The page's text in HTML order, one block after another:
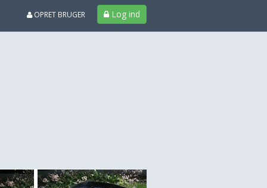
Log ind
OPRET BRUGER